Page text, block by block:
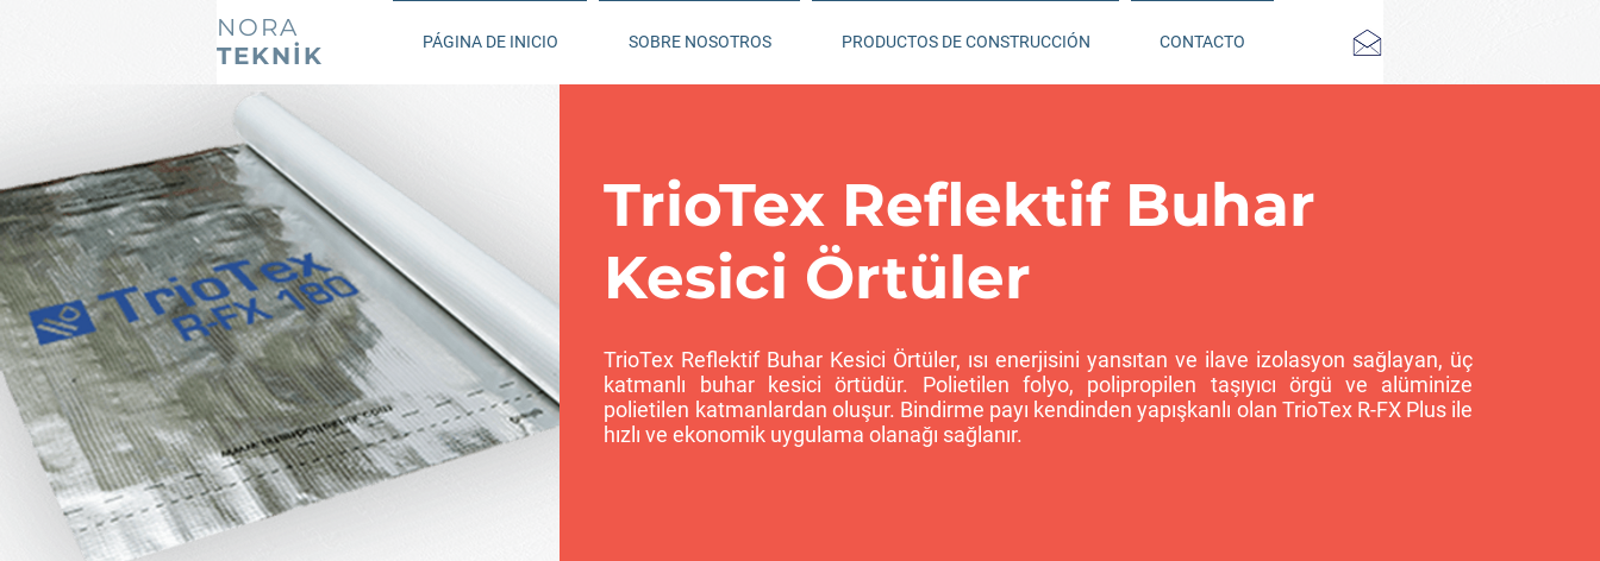
NORA
TEKNİK
PÁGINA DE INICIO SOBRE NOSOTROS PRODUCTOS DE CONSTRUCCIÓN CONTACTO
TrioTex Reflektif Buhar
Kesici Örtüler
TrioTex Reflektif Buhar Kesici Örtüler, ısı enerjisini yansıtan ve ilave izolasyon sağlayan, üç
katmanlı buhar kesici örtüdür. Polietilen folyo, polipropilen taşıyıcı örgü ve alüminize
polietilen katmanlardan oluşur. Bindirme payı kendinden yapışkanlı olan TrioTex R-FX Plus ile
hızlı ve ekonomik uygulama olanağı sağlanır.